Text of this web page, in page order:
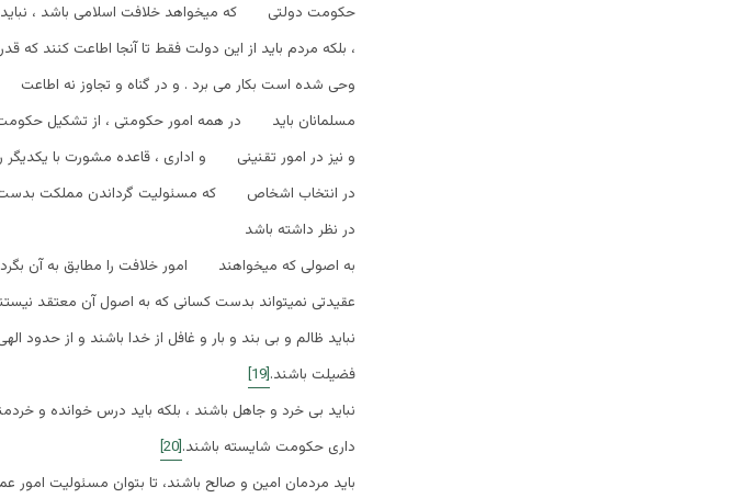
حکومت دولتی که میخواهد خلافت اسلامی باشد ،
، بلکه مردم باید از این دولت فقط تا آنجا اطاعت کنند که
وحی شده است بکار می برد . و در گناه و تجاوز نه
مسلمانان باید در همه امور حکومتی ، از تشکیل
و نیز در امور تقنینی و اداری ، قاعده مشورت با یکدیگر
در انتخاب اشخاص که مسئولیت گرداندن مملکت بدست
در نظر داشته باشد
به اصولی که میخواهند امور خلافت را مطابق به آن
عقیدتی نمیتواند بدست کسانی که به اصول آن معتقد
نباید ظالم و بی بند و بار و غافل از خدا باشند و از حدود
فضیلت باشند.[19]
نباید بی خرد و جاهل باشند ، بلکه باید درس خوانده
داری حکومت شایسته باشند.[20]
باید مردمان امین و صالح باشند، تا بتوان مسئولیت امور